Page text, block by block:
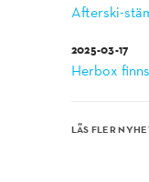
Afterski-
2025-03-17
Herbox
LÄS FLER